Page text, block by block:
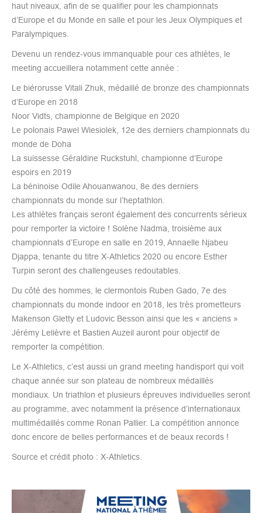
haut niveaux, afin de se qualifier pour les championnats
d’Europe et du Monde en salle et pour les Jeux Olympiques et
Paralympiques.
Devenu un rendez-vous immanquable pour ces athlètes, le
meeting accueillera notamment cette année :
Le biérorusse Vitali Zhuk, médaillé de bronze des championnats
d’Europe en 2018
Noor Vidts, championne de Belgique en 2020
Le polonais Pawel Wiesiolek, 12e des derniers championnats du
monde de Doha
La suissesse Géraldine Ruckstuhl, championne d’Europe
espoirs en 2019
La béninoise Odile Ahouanwanou, 8e des derniers
championnats du monde sur l’heptathlon.
Les athlètes français seront également des concurrents sérieux
pour remporter la victoire ! Solène Nadma, troisième aux
championnats d’Europe en salle en 2019, Annaelle Njabeu
Djappa, tenante du titre X-Athletics 2020 ou encore Esther
Turpin seront des challengeuses redoutables.
Du côté des hommes, le clermontois Ruben Gado, 7e des
championnats du monde indoor en 2018, les très prometteurs
Makenson Gletty et Ludovic Besson ainsi que les « anciens »
Jérémy Lelièvre et Bastien Auzeil auront pour objectif de
remporter la compétition.
Le X-Athletics, c’est aussi un grand meeting handisport qui voit
chaque année sur son plateau de nombreux médaillés
mondiaux. Un triathlon et plusieurs épreuves individuelles seront
au programme, avec notamment la présence d’internationaux
multimédaillés comme Ronan Pallier. La compétition annonce
donc encore de belles performances et de beaux records !
Source et crédit photo : X-Athletics.